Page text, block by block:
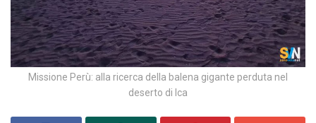
Missione Perù: alla ricerca della balena gigante perduta nel
deserto di Ica